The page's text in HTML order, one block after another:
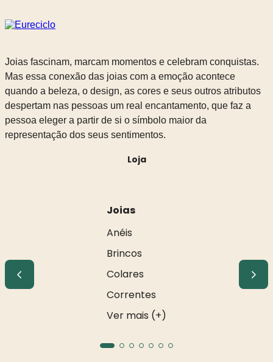
Joias fascinam, marcam momentos e celebram conquistas.
Mas essa conexão das joias com a emoção acontece
quando a beleza, o design, as cores e seus outros atributos
despertam nas pessoas um real encantamento, que faz a
pessoa eleger a partir de si o símbolo maior da
representação dos seus sentimentos.
Loja
Joias
Anéis
Brincos
Colares
Correntes
Ver mais (+)